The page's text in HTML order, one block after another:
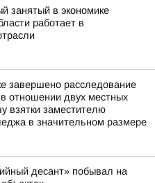
занятый в экономике
работает в
завершено расследование
отношении двух местных
взятки заместителю
в значительном размере
десант» побывал на